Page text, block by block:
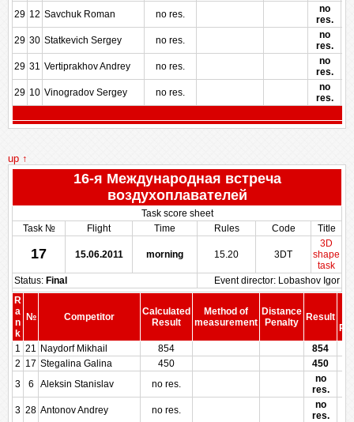
29 12 Savchuk Roman no res.
no
res.
29 30 Statkevich Sergey no res.
no
res.
29 31 Vertiprakhov Andrey no res.
no
res.
29 10 Vinogradov Sergey no res.
no
res.
up ↑
16-я Международная встреча
воздухоплавателей
Task score sheet
Task №
Flight Time Rules Code Title
17 15.06.2011 morning 15.20 3DT
3D
shape
task
Status: Final
Event director: Lobashov Igor
R
a
n
k
№ Competitor
Calculated
Result
Method of
measurement
Distance
Penalty
Result
1 21 Naydorf Mikhail 854
854
2 17 Stegalina Galina 450
450
3
6 Aleksin Stanislav no res.
no
res.
3 28 Antonov Andrey no res.
no
res.